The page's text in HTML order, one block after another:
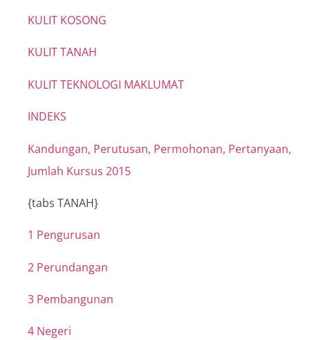
KULIT KOSONG
KULIT TANAH
KULIT TEKNOLOGI MAKLUMAT
INDEKS
Kandungan, Perutusan, Permohonan, Pertanyaan,
Jumlah Kursus 2015
{tabs TANAH}
1 Pengurusan
2 Perundangan
3 Pembangunan
4 Negeri